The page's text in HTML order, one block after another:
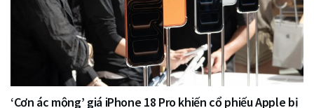
‘Cơn ác mộng’ giá iPhone 18 Pro khiến cổ phiếu Apple bị